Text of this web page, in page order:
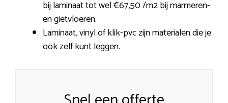
bij laminaat tot wel €67,50 /m2 bij marmeren-
en gietvloeren.
Laminaat, vinyl of klik-pvc zijn materialen die je
ook zelf kunt leggen.